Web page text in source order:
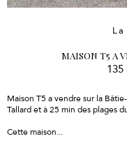
MAISON T5 A
135
Maison T5 a vendre sur la
Tallard et à 25 min des plages
Cette maison...